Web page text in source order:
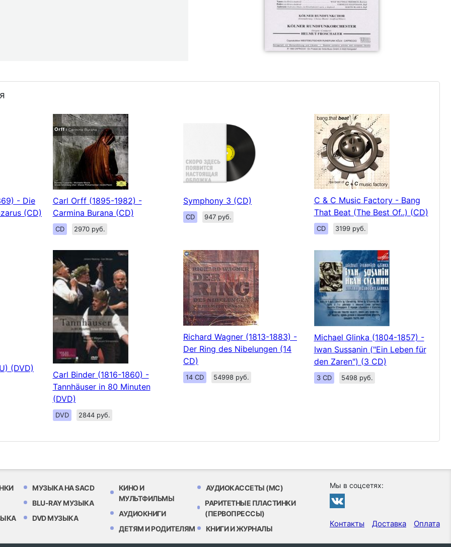
- Die
(CD)
Carl Orff (1895-1982) -
Carmina Burana (CD)
CD 2970 руб.
Symphony 3 (CD)
CD 947 руб.
C & C Music Factory - Bang
That Beat (The Best Of..) (CD)
CD 3199 руб.
(DVD)
Carl Binder (1816-1860) -
Tannhäuser in 80 Minuten
(DVD)
DVD 2844 руб.
Richard Wagner (1813-1883) -
Der Ring des Nibelungen (14
CD)
14 CD 54998 руб.
Michael Glinka (1804-1857) -
Iwan Sussanin ("Ein Leben für
den Zaren") (3 CD)
3 CD 5498 руб.
МУЗЫКА НА SACD
BLU-RAY МУЗЫКА
DVD МУЗЫКА
КИНО И
МУЛЬТФИЛЬМЫ
АУДИОКНИГИ
ДЕТЯМ И РОДИТЕЛЯМ
АУДИОКАССЕТЫ (MC)
РАРИТЕТНЫЕ ПЛАСТИНКИ
(ПЕРВОПРЕССЫ)
КНИГИ И ЖУРНАЛЫ
Мы в соцсетях:
Контакты Доставка Оплата